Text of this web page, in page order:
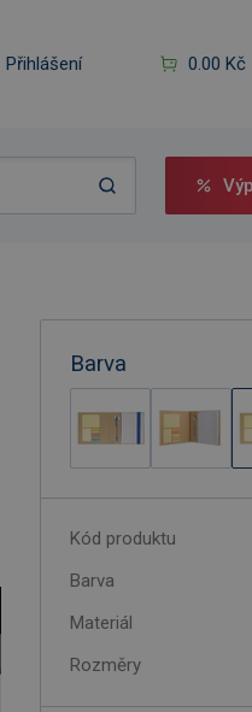
Přihlášení 0.00 Kč
Barva
Kód produktu
Barva
Materiál
Rozměry